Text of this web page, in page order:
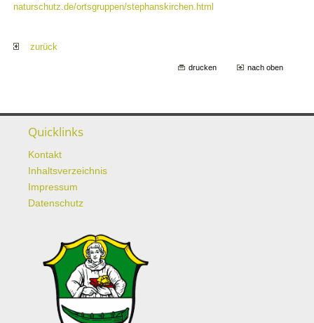
naturschutz.de/ortsgruppen/stephanskirchen.html
zurück
drucken nach oben
Quicklinks
Kontakt
Inhaltsverzeichnis
Impressum
Datenschutz